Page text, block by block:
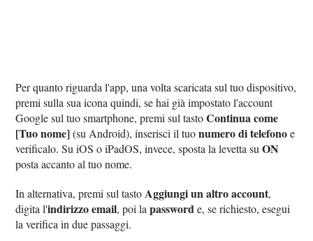
Per quanto riguarda l'app, una volta scaricata sul tuo dispositivo,
premi sulla sua icona quindi, se hai già impostato l'account
Google sul tuo smartphone, premi sul tastoContinua come
[Tuo nome](su Android), inserisci il tuonumero di telefonoe
verificalo. Su iOS o iPadOS, invece, sposta la levetta suON
posta accanto al tuo nome.
In alternativa, premi sul tasto Aggiungi un altro account,
digita l'indirizzo email, poi lapassworde, se richiesto, esegui
la verifica in due passaggi.